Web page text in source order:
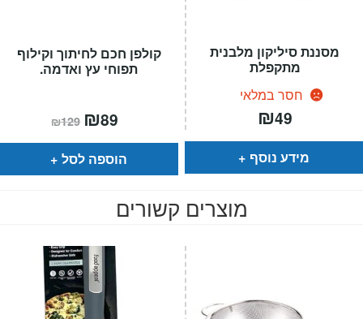
קולפן חכם לחיתוך וקילוף
תפוחי עץ ואדמה.
₪129 המחיר
המקורי
היה:
₪129.
₪89
הוא:
הוספה לסל
מסננת סיליקון מלבנית
מתקפלת
חסר במלאי
₪49
מידע נוסף
מוצרים קשורים